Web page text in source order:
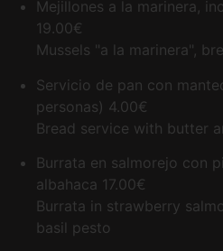
Mejillones a la marinera,
19.00€
Mussels "a la marinera",
Servicio de pan con
personas) 4.00€
Bread service with butter
Burrata en salmorejo con
albahaca 17.00€
Burrata in strawberry
basil pesto